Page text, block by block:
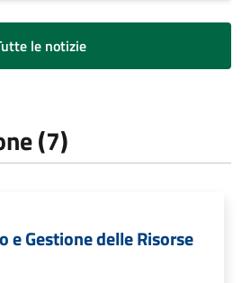
le notizie
(7)
e Gestione delle Risorse